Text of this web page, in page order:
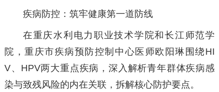
疾病防控：筑牢健康第一道防线
在重庆水利电力职业技术学院和长江师范学
院，重庆市疾病预防控制中心医师欧阳琳围绕HI
V、HPV两大重点疾病，深入解析青年群体疾病感
染与致残风险的内在关联，拆解核心防护要点。